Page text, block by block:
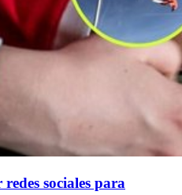
sociales para